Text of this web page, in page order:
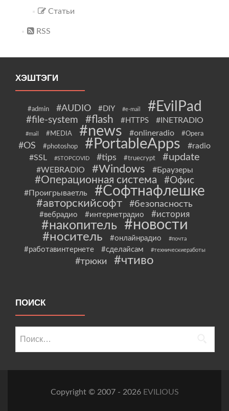
Статьи
RSS
ХЭШТЭГИ
#admin #AUDIO #DIY #e-mail #EvilPad
#file-system #flash #HTTPS #INETRADIO
#mail #MEDIA #news #onlineradio #Opera
#OS #photoshop #PortableApps
#radio
#SSL
#STOPCOVID #tips #truecrypt #update
#WEBRADIO #Windows #Браузеры
#Операционная система #Офис
#Проигрываетль #Софтнафлешке
#авторскийсофт #безопасность
#вебрадио #интернетрадио #история
#накопитель #новости
#носитель #онлайнрадио #почта
#работавинтернете #сделайсам #техническиеработы
#трюки #чтиво
ПОИСК
Copyright © 2007 - 2026 EVILIOUS